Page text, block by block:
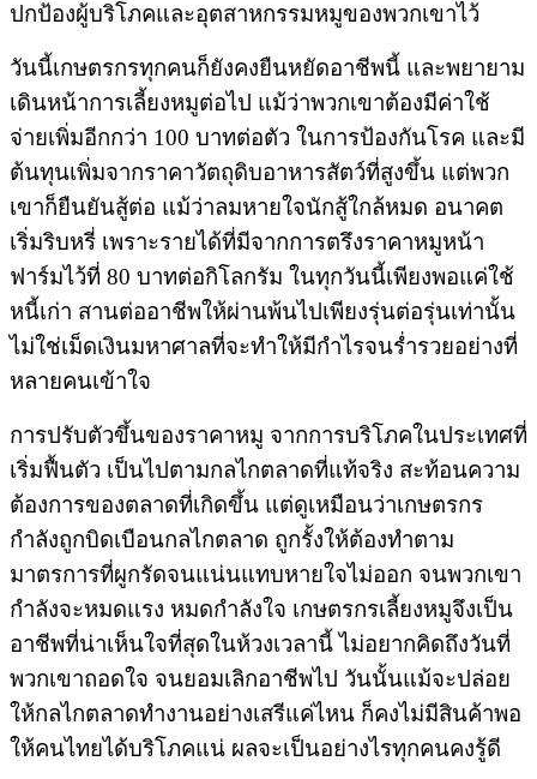
ปกป้องผู้บริโภคและอุตสาหกรรมหมูของพวกเขาไว้
วันนี้เกษตรกรทุกคนก็ยังคงยืนหยัดอาชีพนี้ และพยายาม
เดินหน้าการเลี้ยงหมูต่อไป แม้ว่าพวกเขาต้องมีค่าใช้
จ่ายเพิ่มอีกกว่า 100 บาทต่อตัว ในการป้องกันโรค และมี
ต้นทุนเพิ่มจากราคาวัตถุดิบอาหารสัตว์ที่สูงขึ้น แต่พวก
เขาก็ยืนยันสู้ต่อ แม้ว่าลมหายใจนักสู้ใกล้หมด อนาคต
เริ่มริบหรี่ เพราะรายได้ที่มีจากการตรึงราคาหมูหน้า
ฟาร์มไว้ที่ 80 บาทต่อกิโลกรัม ในทุกวันนี้เพียงพอแค่ใช้
หนี้เก่า สานต่ออาชีพให้ผ่านพ้นไปเพียงรุ่นต่อรุ่นเท่านั้น
ไม่ใช่เม็ดเงินมหาศาลที่จะทำให้มีกำไรจนร่ำรวยอย่างที่
หลายคนเข้าใจ
การปรับตัวขึ้นของราคาหมู จากการบริโภคในประเทศที่
เริ่มฟื้นตัว เป็นไปตามกลไกตลาดที่แท้จริง สะท้อนความ
ต้องการของตลาดที่เกิดขึ้น แต่ดูเหมือนว่าเกษตรกร
กำลังถูกบิดเบือนกลไกตลาด ถูกรั้งให้ต้องทำตาม
มาตรการที่ผูกรัดจนแน่นแทบหายใจไม่ออก จนพวกเขา
กำลังจะหมดแรง หมดกำลังใจ เกษตรกรเลี้ยงหมูจึงเป็น
อาชีพที่น่าเห็นใจที่สุดในห้วงเวลานี้ ไม่อยากคิดถึงวันที่
พวกเขาถอดใจ จนยอมเลิกอาชีพไป วันนั้นแม้จะปล่อย
ให้กลไกตลาดทำงานอย่างเสรีแค่ไหน ก็คงไม่มีสินค้าพอ
ให้คนไทยได้บริโภคแน่ ผลจะเป็นอย่างไรทุกคนคงรู้ดี